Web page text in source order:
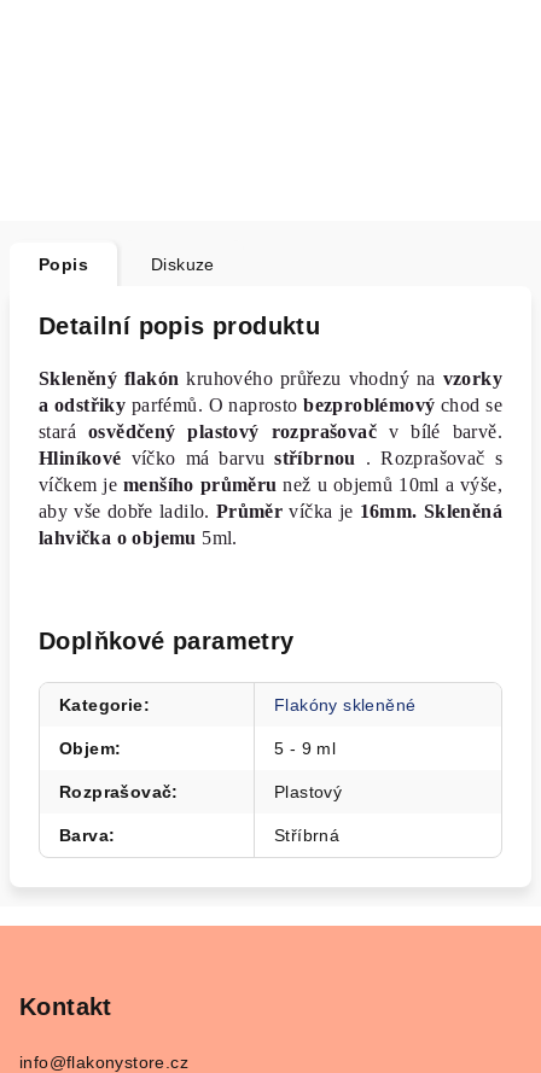
Popis Diskuze
Detailní popis produktu
Skleněný flakón kruhového průřezu vhodný na vzorky
a odstřiky parfémů. O naprostobezproblémový chod se
stará osvědčený plastový rozprašovačv bílé barvě.
Hliníkové víčko má barvustříbrnou .Rozprašovač s
víčkem jemenšího průměru než u objemů 10ml a výše,
aby vše dobře ladilo. Průměr víčka je 16mm. Skleněná
lahvička o objemu 5ml.
Doplňkové parametry
Kategorie: Flakóny skleněné
Objem: 5 - 9 ml
Rozprašovač: Plastový
Barva: Stříbrná
Kontakt
info@flakonystore.cz